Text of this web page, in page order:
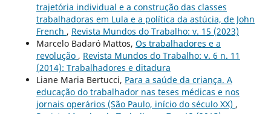
trajetória individual e a construção das classes
trabalhadoras em Lula e a política da astúcia, de John
French , Revista Mundos do Trabalho: v. 15 (2023)
Marcelo Badaró Mattos, Os trabalhadores e a
revolução , Revista Mundos do Trabalho: v. 6 n. 11
(2014): Trabalhadores e ditadura
Liane Maria Bertucci, Para a saúde da criança. A
educação do trabalhador nas teses médicas e nos
jornais operários (São Paulo, início do século XX) ,